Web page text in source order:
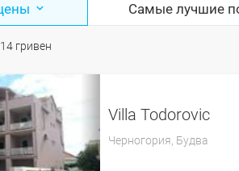
Самые лучшие
гривен
Villa Todorovic
Черногория, Будва